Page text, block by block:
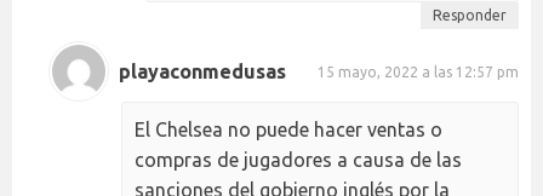
Responder
playaconmedusas 15 mayo, 2022 a las 12:57 pm
El Chelsea no puede hacer ventas o
compras de jugadores a causa de las
sanciones del gobierno inglés por la